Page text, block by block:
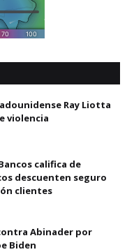
Ray Liotta
violencia
califica de
descuenten seguro
clientes
Abinader por
Biden